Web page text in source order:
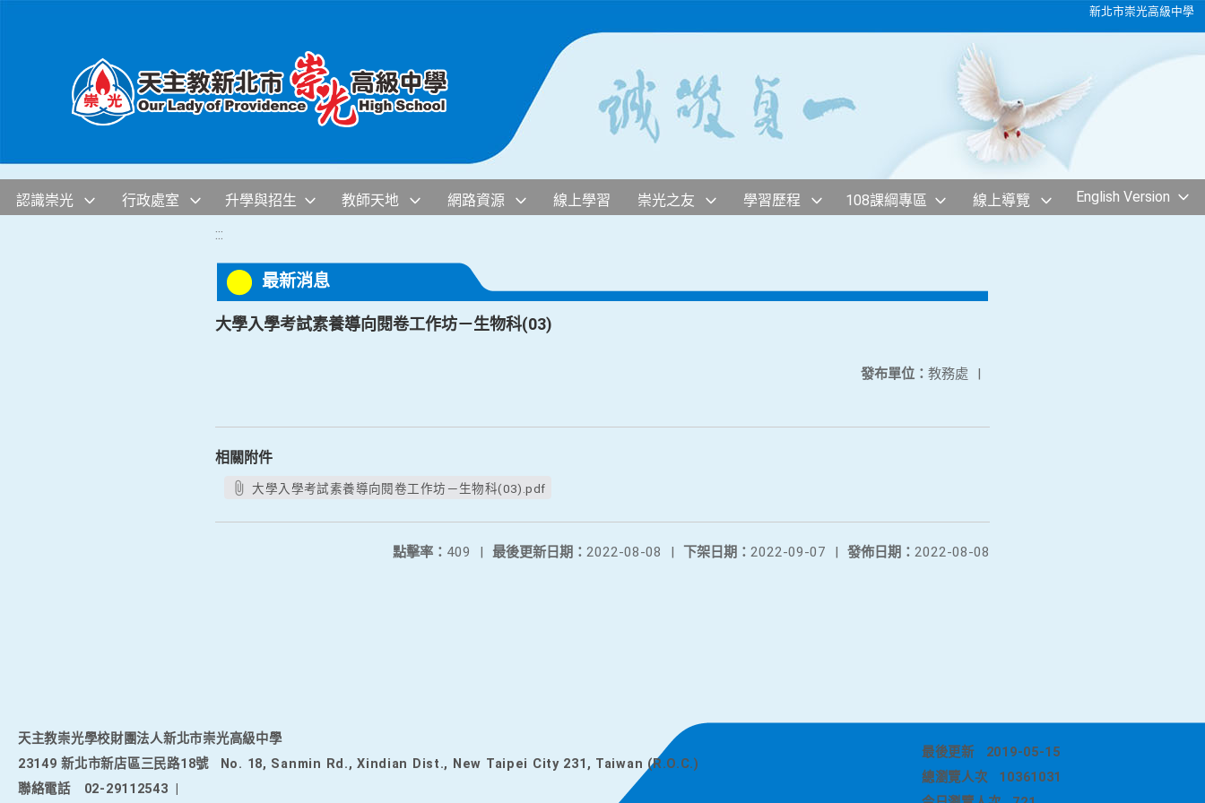
新北市崇光高級中學
認識崇光 行政處室 升學與招生 教師天地 網路資源 線上學習 崇光之友 學習歷程 108課綱專區 線上導覽 English Version
:::
最新消息
大學入學考試素養導向閱卷工作坊－生物科(03)
發布單位： 教務處 |
相關附件
大學入學考試素養導向閱卷工作坊－生物科(03).pdf
發佈日期： 2022-08-08
下架日期： 2022-09-07 |
最後更新日期： 2022-08-08 |
點擊率： 409 |
天主教崇光學校財團法人新北市崇光高級中學
23149 新北市新店區三民路18號
No. 18, Sanmin Rd., Xindian Dist., New Taipei City 231, Taiwan (R.O.C.)
聯絡電話
02-29112543
最後更新
2019-05-15
總瀏覽人次
10361031